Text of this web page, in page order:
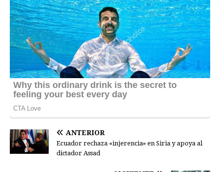
ANTERIOR
Ecuador rechaza «injerencia» en Siria y apoya al
dictador Assad